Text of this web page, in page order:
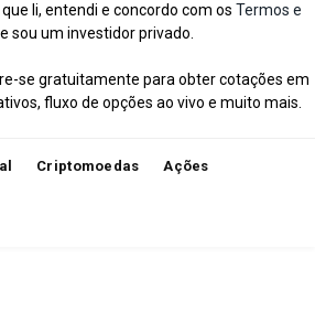
li, entendi e concordo com os Termos e
sou um investidor privado.
se gratuitamente para obter cotações em
fluxo de opções ao vivo e muito mais.
Criptomoedas Ações